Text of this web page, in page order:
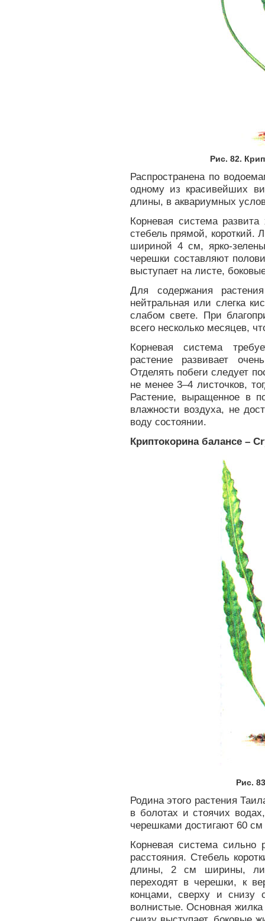
Рис. 82.
Распространена по
одному из красивейших
длины, в аквариумных
Корневая система
стебель прямой, короткий.
шириной 4 см, ярко-
черешки составляют
выступает на листе,
Для содержания
нейтральная или слегка
слабом свете. При
всего несколько месяцев,
Корневая система
растение развивает
Отделять побеги следует
не менее 3–4 листочков,
Растение, выращенное в
влажности воздуха, не
воду состоянии.
Криптокорина балансе –
Рис.
Родина этого растения
в болотах и стоячих
черешками достигают 60
Корневая система сильно
расстояния. Стебель
длины, 2 см ширины,
переходят в черешки, к
концами, сверху и снизу
волнистые. Основная